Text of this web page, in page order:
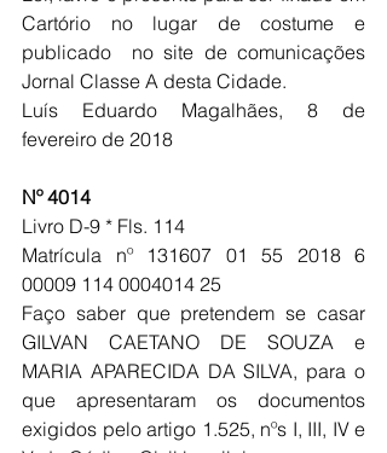
Cartório no lugar de costume e
publicado  no site de comunicações
Jornal Classe A desta Cidade.
Luís Eduardo Magalhães, 8 de
fevereiro de 2018
Nº 4014
Livro D-9 * Fls. 114
Matrícula nº 131607 01 55 2018 6
00009 114 0004014 25
Faço saber que pretendem se casar
GILVAN CAETANO DE SOUZA e
MARIA APARECIDA DA SILVA, para o
que apresentaram os documentos
exigidos pelo artigo 1.525, nºs I, III, IV e